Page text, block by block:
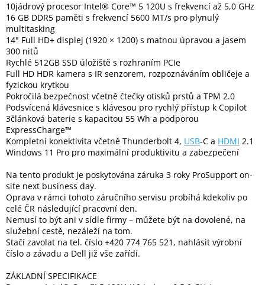
10jádrový procesor Intel® Core™ 5 120U s frekvencí až 5,0 GHz
16 GB DDR5 paměti s frekvencí 5600 MT/s pro plynulý
multitasking
14" Full HD+ displej (1920 × 1200) s matnou úpravou a jasem
300 nitů
Rychlé 512GB SSD úložiště s rozhraním PCIe
Full HD HDR kamera s IR senzorem, rozpoznáváním obličeje a
fyzickou krytkou
Pokročilá bezpečnost včetně čtečky otisků prstů a TPM 2.0
Podsvícená klávesnice s klávesou pro rychlý přístup k Copilot
3článková baterie s kapacitou 55 Wh a podporou
ExpressCharge™
Kompletní konektivita včetně Thunderbolt 4, USB-C a HDMI 2.1
Windows 11 Pro pro maximální produktivitu a zabezpečení
Na tento produkt je poskytována záruka 3 roky ProSupport on-
site next business day.
Oprava v rámci tohoto záručního servisu probíhá kdekoliv po
celé ČR následující pracovní den.
Nemusí to být ani v sídle firmy – můžete být na dovolené, na
služební cestě, nezáleží na tom.
Stačí zavolat na tel. číslo +420 774 765 521, nahlásit výrobní
číslo a závadu a Dell již vše zařídí.
ZÁKLADNÍ SPECIFIKACE